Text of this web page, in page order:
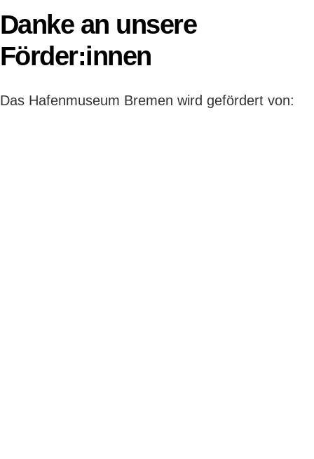
Danke an unsere
Förder:innen
Das Hafenmuseum Bremen wird gefördert von: